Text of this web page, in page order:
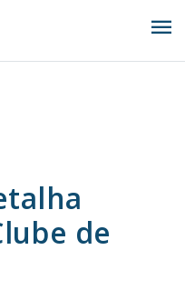
menu
de